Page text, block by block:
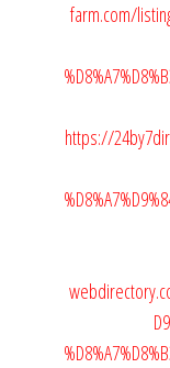
farm.com/
https://